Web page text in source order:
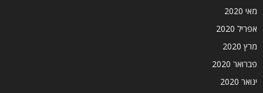
מאי 2020
אפריל 2020
מרץ 2020
פברואר 2020
ינואר 2020